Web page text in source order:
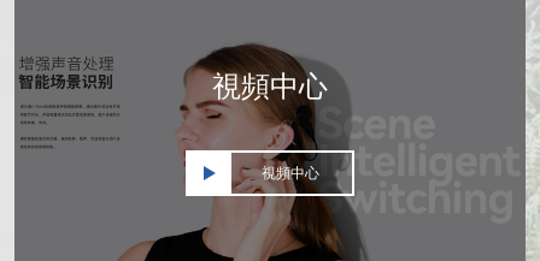
視頻中心
視頻中心